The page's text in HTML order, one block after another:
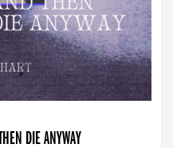
DIE ANYWAY